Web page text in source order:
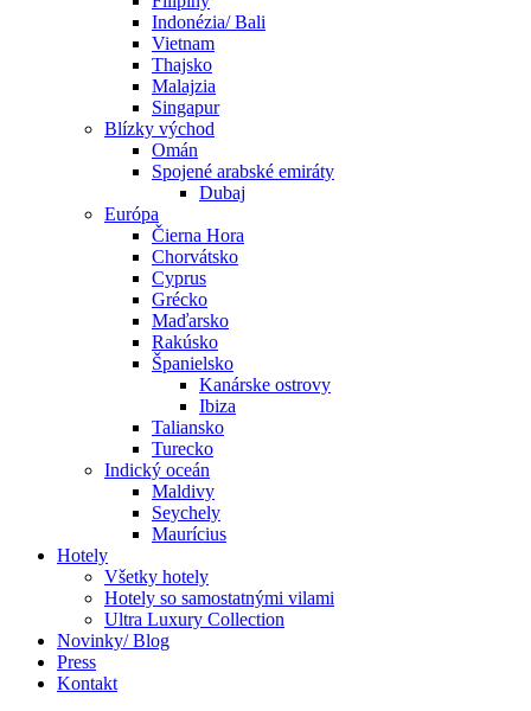
Indonézia/ Bali
Vietnam
Thajsko
Malajzia
Singapur
Blízky východ
Omán
Spojené arabské emiráty
Dubaj
Európa
Čierna Hora
Chorvátsko
Cyprus
Grécko
Maďarsko
Rakúsko
Španielsko
Kanárske ostrovy
Ibiza
Taliansko
Turecko
Indický oceán
Maldivy
Seychely
Maurícius
Hotely
Všetky hotely
Hotely so samostatnými vilami
Ultra Luxury Collection
Novinky/ Blog
Press
Kontakt